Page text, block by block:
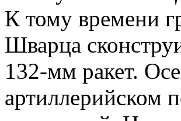
К тому времени
Шварца
132-мм ракет.
артиллерийском